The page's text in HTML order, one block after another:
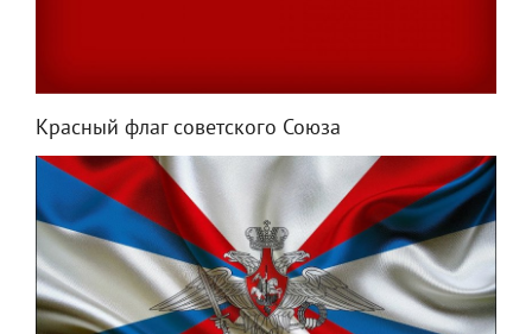
Красный флаг советского Союза